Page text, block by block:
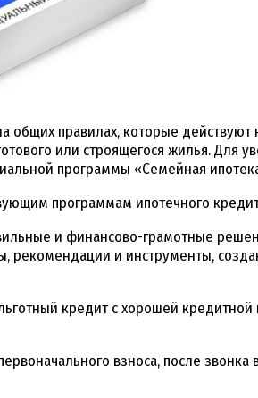
общих правилах, которые
или строящегося жилья. Для
программы «Семейная
программам ипотечного
и финансово-грамотные
рекомендации и инструменты,
кредит с хорошей
взноса, после